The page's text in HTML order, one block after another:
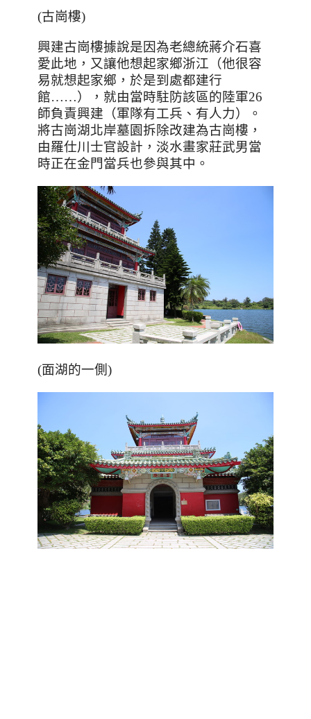
(古崗樓)
興建古崗樓據說是因為老總統蔣介石喜
愛此地，又讓他想起家鄉浙江（他很容
易就想起家鄉，於是到處都建行
館……），就由當時駐防該區的陸軍26
師負責興建（軍隊有工兵、有人力）。
將古崗湖北岸墓園拆除改建為古崗樓，
由羅仕川士官設計，淡水畫家莊武男當
時正在金門當兵也參與其中。
(面湖的一側)